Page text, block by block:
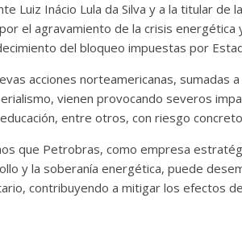
Luiz Inácio Lula da Silva y a la titular de
el agravamiento de la crisis energética
del bloqueo impuestas por
acciones norteamericanas, sumadas
vienen provocando severos
entre otros, con riesgo
que Petrobras, como empresa
y la soberanía energética, puede
contribuyendo a mitigar los efectos